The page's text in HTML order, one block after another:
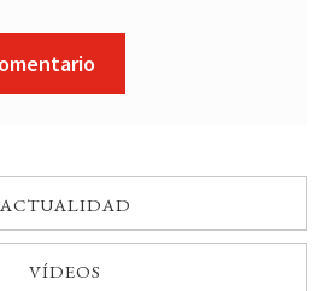
ACTUALIDAD
VÍDEOS